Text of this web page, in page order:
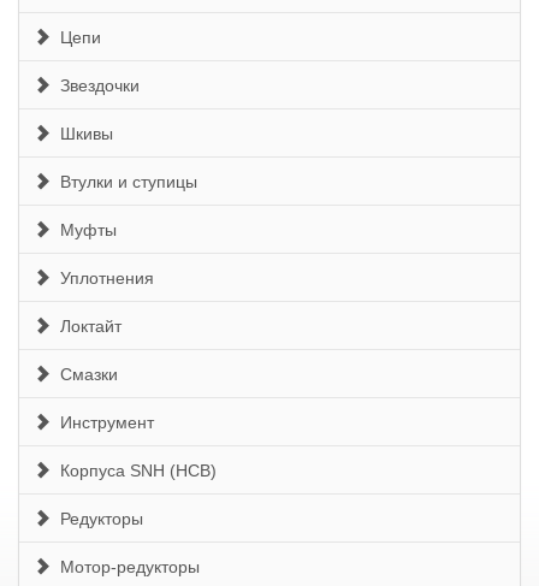
Цепи
Звездочки
Шкивы
Втулки и ступицы
Муфты
Уплотнения
Локтайт
Смазки
Инструмент
Корпуса SNH (HCB)
Редукторы
Мотор-редукторы